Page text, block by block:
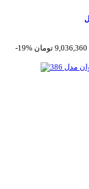
-19%
9,036,360 تومان